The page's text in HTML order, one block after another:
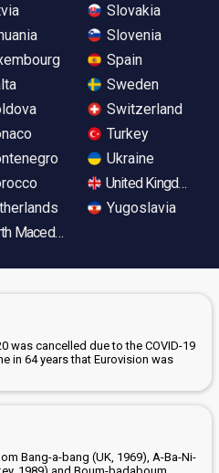
Macedonia
Slovakia
Slovenia
Spain
Sweden
Switzerland
Turkey
Ukraine
United Kingdom
Yugoslavia
was cancelled due to the COVID-19
in 64 years that Eurovision was
Bang-a-bang (UK, 1969), A-Ba-Ni-